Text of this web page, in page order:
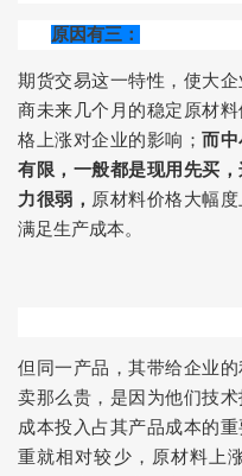
原因有三：
期货交易这一特性，使大
商未来几个月的稳定原材
格上涨对企业的影响； 而中
有限，一般都是现用先买
力很弱， 原材料价格大幅
满足生产成本。
但同一产品，其带给企业
卖那么贵，是因为他们技
成本投入占其产品成本的
重就相对较少，原材料上